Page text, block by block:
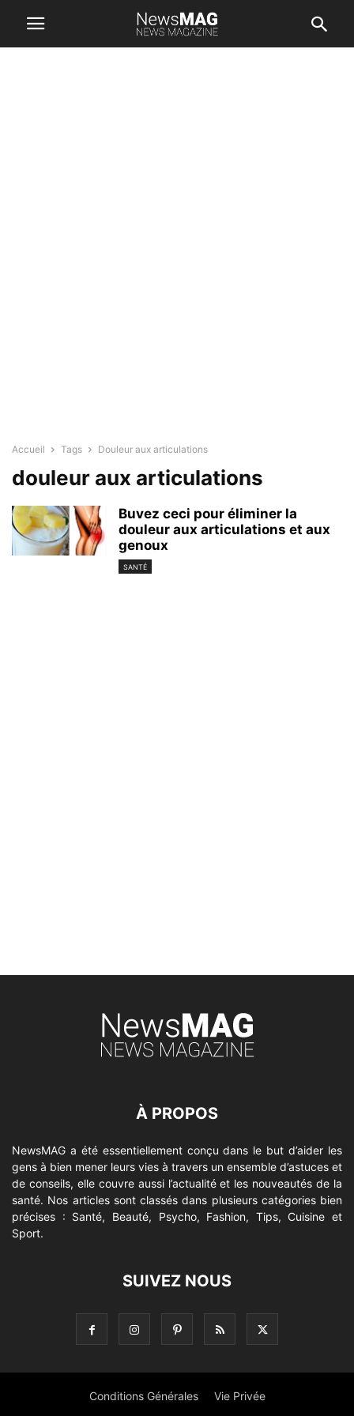
Accueil Tags Douleur aux articulations
douleur aux articulations
Buvez ceci pour éliminer la
douleur aux articulations et aux
genoux
SANTÉ
À PROPOS
NewsMAG a été essentiellement conçu dans le but d’aider les
gens à bien mener leurs vies à travers un ensemble d’astuces et
de conseils, elle couvre aussi l’actualité et les nouveautés de la
santé. Nos articles sont classés dans plusieurs catégories bien
précises : Santé, Beauté, Psycho, Fashion, Tips, Cuisine et
Sport.
SUIVEZ NOUS
Conditions Générales Vie Privée